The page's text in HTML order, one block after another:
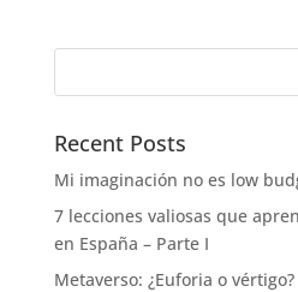
Recent Posts
Mi imaginación no es low
7 lecciones valiosas que
en España – Parte I
Metaverso: ¿Euforia o vértigo?